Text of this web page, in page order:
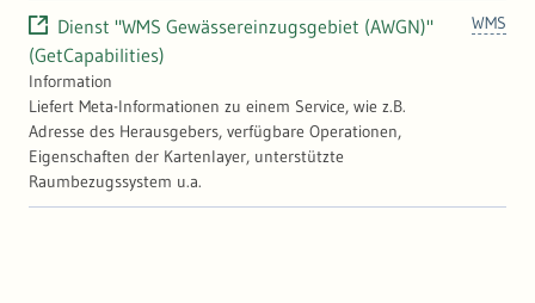
Die Verschlüsselung und die
Aggregierungslogik ergibt sich aus der
"Richtlinie für die Gebiets- und
Gewässerverschlüsselung" (LAWA, 2005).
Weitergehende Informationen: "https://ww
w.lubw.baden-wuerttemberg.de/wasser/aw
gn"
WMS
Dienst "WMS Gewässereinzugsgebiet (AWGN)"
(GetCapabilities)
Information
Liefert Meta-Informationen zu einem Service, wie z.B.
Adresse des Herausgebers, verfügbare Operationen,
Eigenschaften der Kartenlayer, unterstützte
Raumbezugssystem u.a.